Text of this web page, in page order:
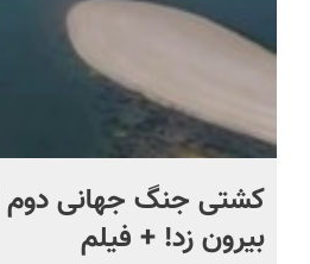
کشتی‌ جنگ جهانی دوم
بیرون زد! + فیلم